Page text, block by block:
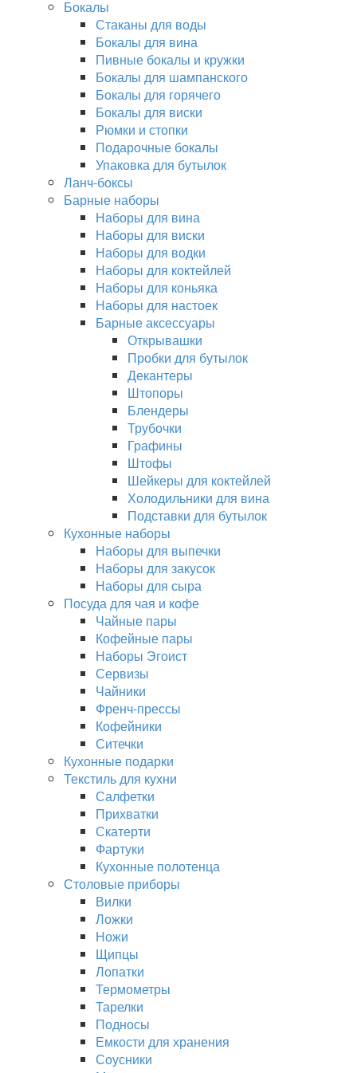
Бокалы
Стаканы для воды
Бокалы для вина
Пивные бокалы и кружки
Бокалы для шампанского
Бокалы для горячего
Бокалы для виски
Рюмки и стопки
Подарочные бокалы
Упаковка для бутылок
Ланч-боксы
Барные наборы
Наборы для вина
Наборы для виски
Наборы для водки
Наборы для коктейлей
Наборы для коньяка
Наборы для настоек
Барные аксессуары
Открывашки
Пробки для бутылок
Декантеры
Штопоры
Блендеры
Трубочки
Графины
Штофы
Шейкеры для коктейлей
Холодильники для вина
Подставки для бутылок
Кухонные наборы
Наборы для выпечки
Наборы для закусок
Наборы для сыра
Посуда для чая и кофе
Чайные пары
Кофейные пары
Наборы Эгоист
Сервизы
Чайники
Френч-прессы
Кофейники
Ситечки
Кухонные подарки
Текстиль для кухни
Салфетки
Прихватки
Скатерти
Фартуки
Кухонные полотенца
Столовые приборы
Вилки
Ложки
Ножи
Щипцы
Лопатки
Термометры
Тарелки
Подносы
Емкости для хранения
Соусники